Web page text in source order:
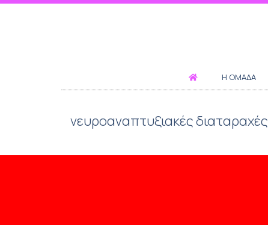
Η ΟΜΆΔΑ
νευροαναπτυξιακές διαταραχές